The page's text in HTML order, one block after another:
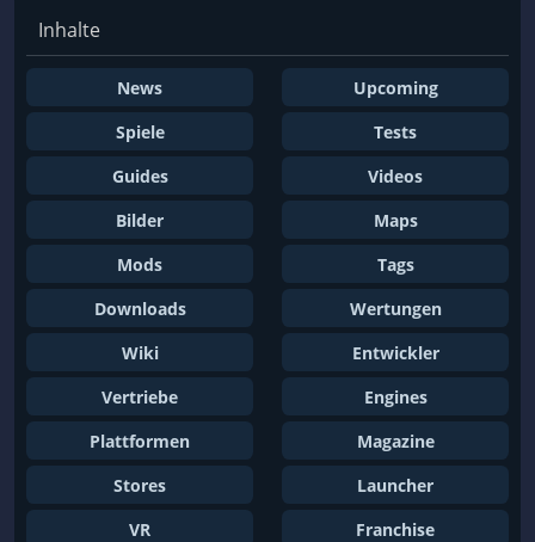
Inhalte
News
Upcoming
Spiele
Tests
Guides
Videos
Bilder
Maps
Mods
Tags
Downloads
Wertungen
Wiki
Entwickler
Vertriebe
Engines
Plattformen
Magazine
Stores
Launcher
VR
Franchise